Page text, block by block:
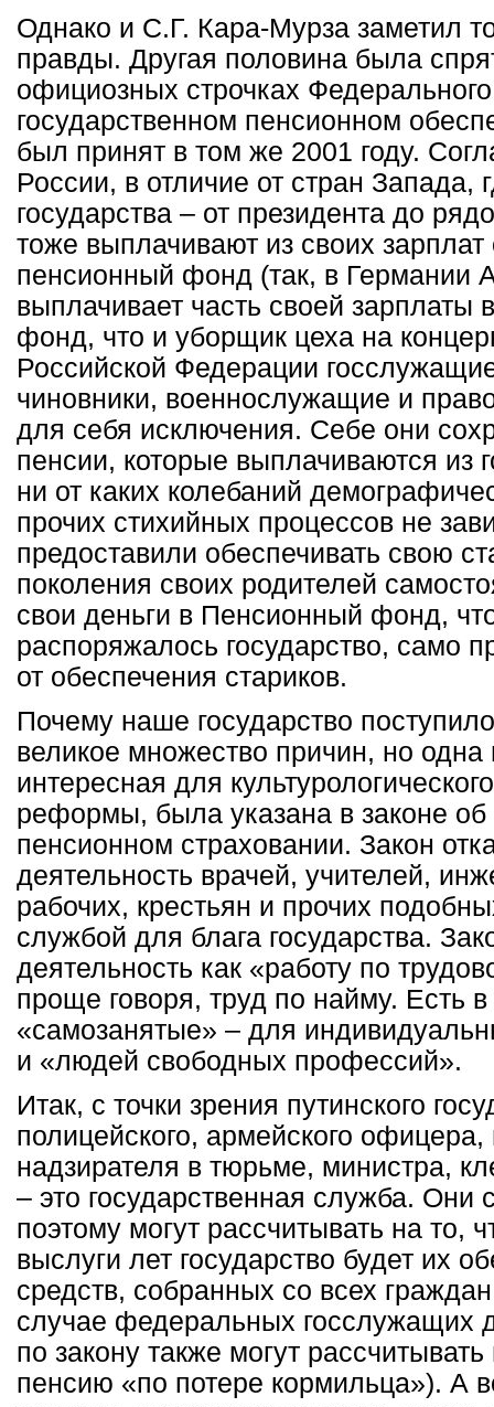
Однако и С.Г. Кара-Мурза заметил
правды. Другая половина была
официозных строчках
государственном пенсионном
был принят в том же 2001 году.
России, в отличие от стран Запада,
государства – от президента до
тоже выплачивают из своих зарплат
пенсионный фонд (так, в Германии
выплачивает часть своей зарплаты
фонд, что и уборщик цеха на
Российской Федерации
чиновники, военнослужащие и
для себя исключения. Себе они
пенсии, которые выплачиваются из
ни от каких колебаний
прочих стихийных процессов не
предоставили обеспечивать свою
поколения своих родителей
свои деньги в Пенсионный фонд,
распоряжалось государство, само
от обеспечения стариков.
Почему наше государство
великое множество причин, но одна
интересная для
реформы, была указана в законе об
пенсионном страховании. Закон
деятельность врачей, учителей,
рабочих, крестьян и прочих
службой для блага государства.
деятельность как «работу по
проще говоря, труд по найму. Есть
«самозанятые» – для
и «людей свободных профессий».
Итак, с точки зрения путинского
полицейского, армейского офицера,
надзирателя в тюрьме, министра,
– это государственная служба. Они
поэтому могут рассчитывать на то,
выслуги лет государство будет их
средств, собранных со всех
случае федеральных госслужащих
по закону также могут
пенсию «по потере кормильца»). А